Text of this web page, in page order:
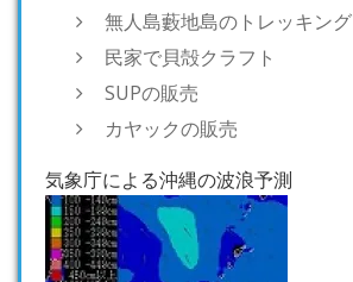
無人島藪地島のトレッキング
民家で貝殻クラフト
SUPの販売
カヤックの販売
気象庁による沖縄の波浪予測